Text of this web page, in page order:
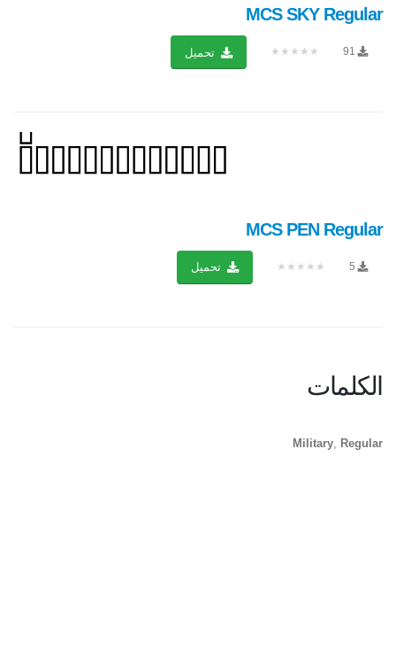
MCS SKY Regular
91
★★★★★ تحميل
MCS PEN Regular
5
★★★★★ تحميل
الكلمات
Military Regular